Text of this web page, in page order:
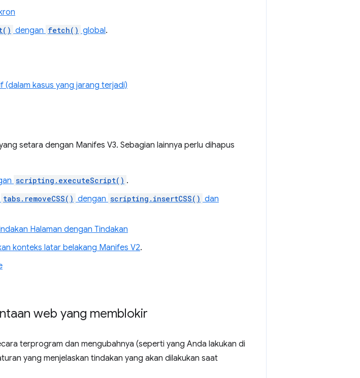
dengan fetch() global.
kasus yang jarang terjadi)
setara dengan Manifes V3. Sebagian lainnya perlu dihapus
scripting.executeScript() .
tabs.removeCSS() dengan scripting.insertCSS() dan
Halaman dengan Tindakan
konteks latar belakang Manifes V2.
web yang memblokir
terprogram dan mengubahnya (seperti yang Anda lakukan di
yang menjelaskan tindakan yang akan dilakukan saat